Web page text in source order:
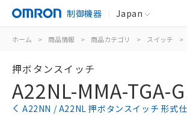
制御機器 Japan
ホーム > 商品情報 > 商品カテゴリ > スイッチ >
押ボタンスイッチ
A22NL-MMA-TGA-
A22NN / A22NL 押ボタンスイッチ 形式